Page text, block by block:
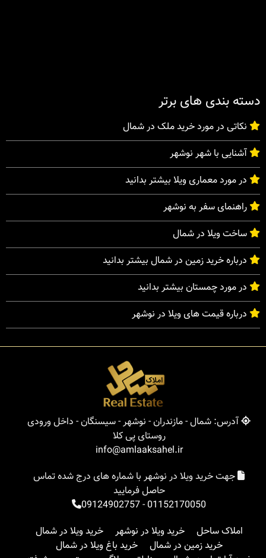
دسته بندی های برتر
نکاتی در مورد خرید ملک در شمال
آشنایی با شهر نوشهر
در مورد معماری ویلا بیشتر بدانید
راهنمای سفر به نوشهر
ساخت ویلا در شمال
درباره خرید زمین در شمال بیشتر بدانید
در مورد چمستان بیشتر بدانید
درباره قیمت های ویلا در نوشهر
آدرس: شمال - مازندران - نوشهر - سیسنگان - داخل ورودی
روستای پی کلا
info@amlaaksahel.ir
جهت خرید ویلا در نوشهر با شماره های درج شده تماس
حاصل فرمایید
01152170050
-
09124902757
املاک ساحل
خرید ویلا در نوشهر
خرید ویلا در شمال
خرید زمین در شمال
خرید باغ ویلا در شمال